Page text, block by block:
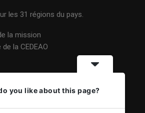
les 31 régions du pays.
la mission
la CEDEAO
you like about this page?